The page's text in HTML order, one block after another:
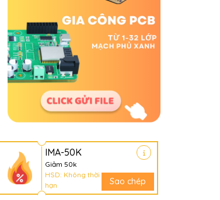
IMA-50K
Giảm 50k
HSD: Không thời
hạn
Sao chép